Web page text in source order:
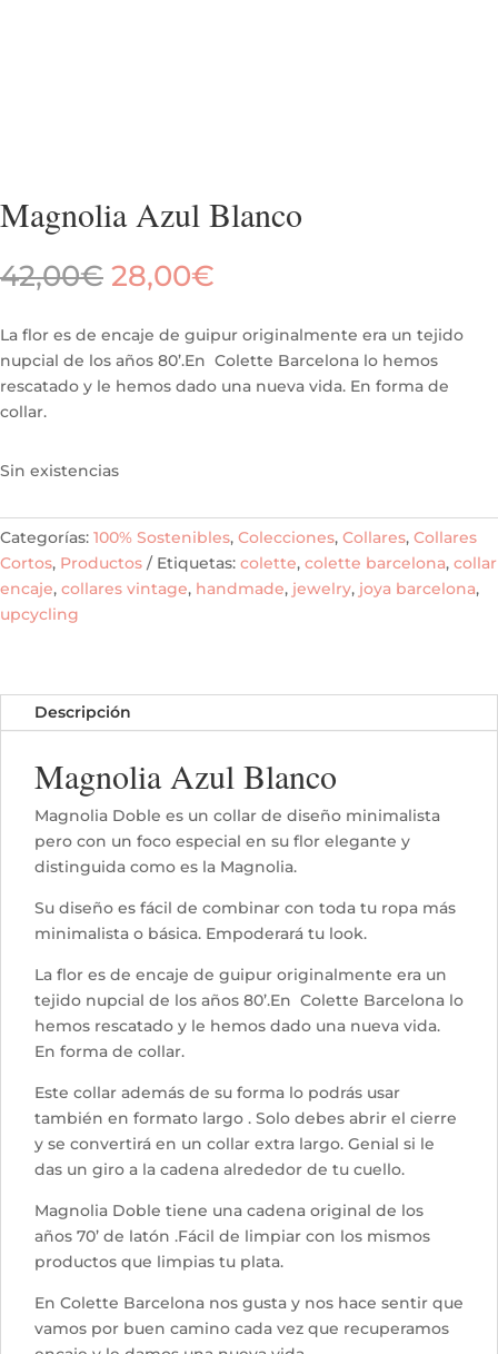
Magnolia Azul Blanco
42,00€ El
precio
original
era:
42,00€.
28,00€
actual
es:
28,00€.
La flor es de encaje de guipur originalmente era un tejido
nupcial de los años 80’.En Colette Barcelona lo hemos
rescatado y le hemos dado una nueva vida. En forma de
collar.
Sin existencias
Categorías: 100% Sostenibles, Colecciones, Collares, Collares
Cortos, Productos Etiquetas: colette, colette barcelona, collar
encaje, collares vintage, handmade, jewelry, joya barcelona,
upcycling
Descripción
Magnolia Azul Blanco
Magnolia Doble es un collar de diseño minimalista
pero con un foco especial en su flor elegante y
distinguida como es la Magnolia.
Su diseño es fácil de combinar con toda tu ropa más
minimalista o básica. Empoderará tu look.
La flor es de encaje de guipur originalmente era un
tejido nupcial de los años 80’.En Colette Barcelona lo
hemos rescatado y le hemos dado una nueva vida.
En forma de collar.
Este collar además de su forma lo podrás usar
también en formato largo . Solo debes abrir el cierre
y se convertirá en un collar extra largo. Genial si le
das un giro a la cadena alrededor de tu cuello.
Magnolia Doble tiene una cadena original de los
años 70’ de latón .Fácil de limpiar con los mismos
productos que limpias tu plata.
En Colette Barcelona nos gusta y nos hace sentir que
vamos por buen camino cada vez que recuperamos